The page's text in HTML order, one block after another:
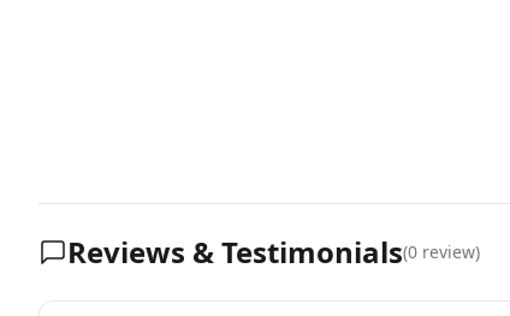
Reviews & Testimonials(0 review)